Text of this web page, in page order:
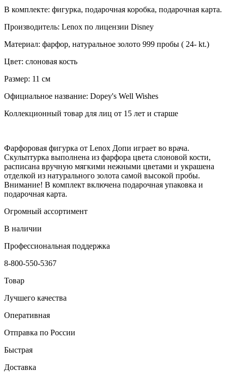
В комплекте: фигурка, подарочная коробка, подарочная карта.
Производитель: Lenox по лицензии Disney
Материал: фарфор, натуральное золото 999 пробы ( 24- kt.)
Цвет: слоновая кость
Размер: 11 см
Официальное название: Dopey's Well Wishes
Коллекционный товар для лиц от 15 лет и старше
Фарфоровая фигурка от Lenox Допи играет во врача.
Скульптурка выполнена из фарфора цвета слоновой кости,
расписана вручную мягкими нежными цветами и украшена
отделкой из натурального золота самой высокой пробы.
Внимание! В комплект включена подарочная упаковка и
подарочная карта.
Огромный ассортимент
В наличии
Профессиональная поддержка
8-800-550-5367
Товар
Лучшего качества
Оперативная
Отправка по России
Быстрая
Доставка